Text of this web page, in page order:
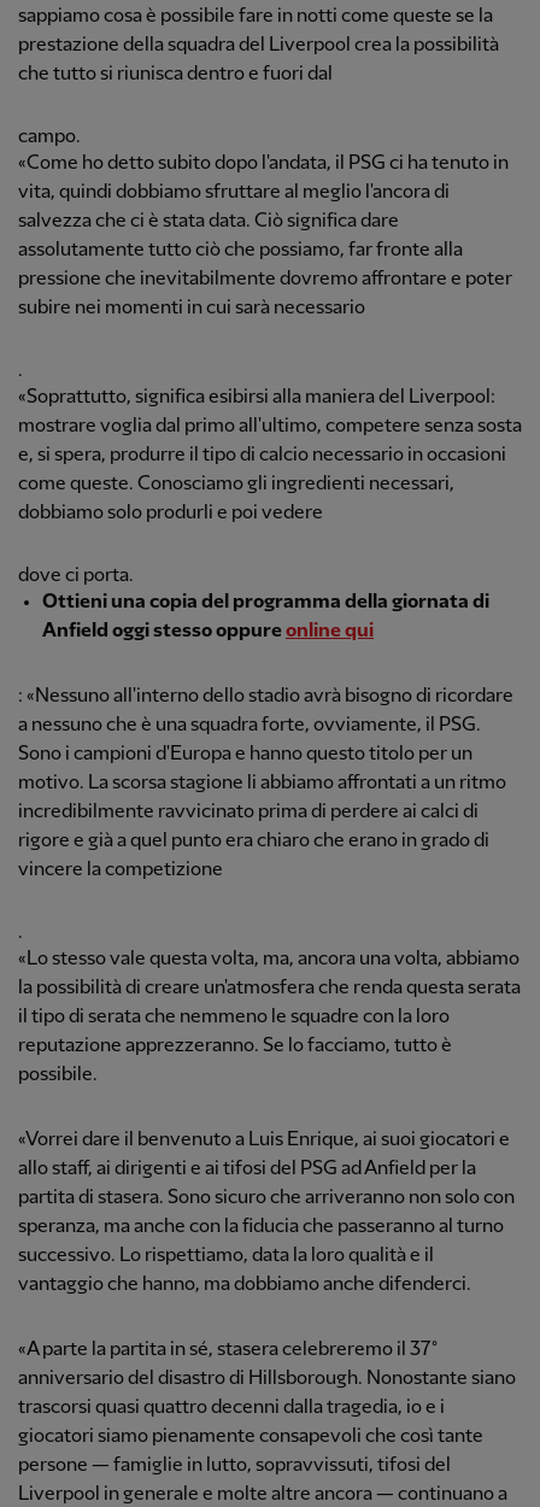
sappiamo cosa è possibile fare in notti come queste se la
prestazione della squadra del Liverpool crea la possibilità
che tutto si riunisca dentro e fuori dal
campo.
«Come ho detto subito dopo l'andata, il PSG ci ha tenuto in
vita, quindi dobbiamo sfruttare al meglio l'ancora di
salvezza che ci è stata data. Ciò significa dare
assolutamente tutto ciò che possiamo, far fronte alla
pressione che inevitabilmente dovremo affrontare e poter
subire nei momenti in cui sarà necessario
.
«Soprattutto, significa esibirsi alla maniera del Liverpool:
mostrare voglia dal primo all'ultimo, competere senza sosta
e, si spera, produrre il tipo di calcio necessario in occasioni
come queste. Conosciamo gli ingredienti necessari,
dobbiamo solo produrli e poi vedere
dove ci porta.
Ottieni una copia del programma della giornata di
Anfield oggi stesso oppureonline qui
: «Nessuno all'interno dello stadio avrà bisogno di ricordare
a nessuno che è una squadra forte, ovviamente, il PSG.
Sono i campioni d'Europa e hanno questo titolo per un
motivo. La scorsa stagione li abbiamo affrontati a un ritmo
incredibilmente ravvicinato prima di perdere ai calci di
rigore e già a quel punto era chiaro che erano in grado di
vincere la competizione
.
«Lo stesso vale questa volta, ma, ancora una volta, abbiamo
la possibilità di creare un'atmosfera che renda questa serata
il tipo di serata che nemmeno le squadre con la loro
reputazione apprezzeranno. Se lo facciamo, tutto è
possibile.
«Vorrei dare il benvenuto a Luis Enrique, ai suoi giocatori e
allo staff, ai dirigenti e ai tifosi del PSG ad Anfield per la
partita di stasera. Sono sicuro che arriveranno non solo con
speranza, ma anche con la fiducia che passeranno al turno
successivo. Lo rispettiamo, data la loro qualità e il
vantaggio che hanno, ma dobbiamo anche difenderci.
«A parte la partita in sé, stasera celebreremo il 37°
anniversario del disastro di Hillsborough. Nonostante siano
trascorsi quasi quattro decenni dalla tragedia, io e i
giocatori siamo pienamente consapevoli che così tante
persone — famiglie in lutto, sopravvissuti, tifosi del
Liverpool in generale e molte altre ancora — continuano a